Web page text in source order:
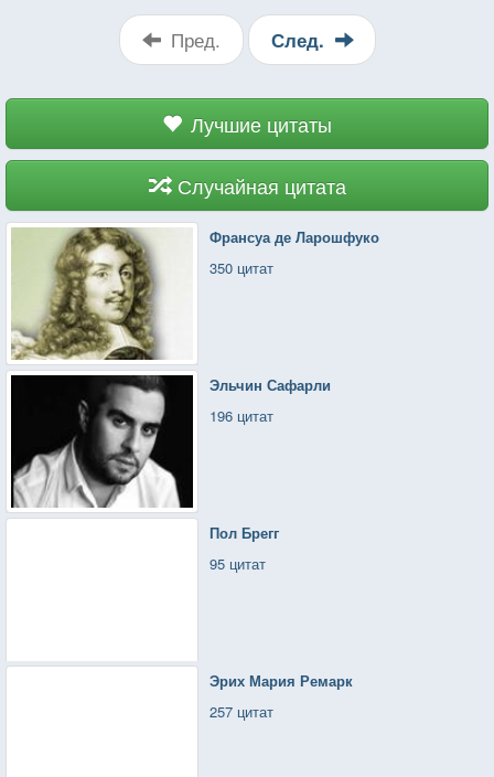
Пред. След.
Лучшие цитаты
Случайная цитата
Франсуа де Ларошфуко
350 цитат
Эльчин Сафарли
196 цитат
Пол Брегг
95 цитат
Эрих Мария Ремарк
257 цитат